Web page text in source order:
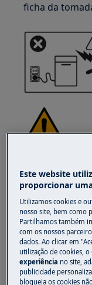
ficha da
Tenha sempre
mais seguro
sempre luvas
Este website
proporcionar
Utilizamos cookies e
nosso site, bem como
Partilhamos também
com os nossos
dados. Ao clicar em
utilização de cookies,
experiência no site,
publicidade
bloqueia os cookies